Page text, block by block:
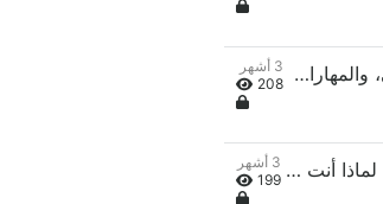
الفصل 32: حيرة كايل، وترقية المستوى الاحترافي، والمهارات الخاصة
3 أشهر
208
الفصل 34: معلم ليساندر، تبدأ حفلة العشاء، أيدن، لماذا أنت هنا؟ 3 أشهر
199